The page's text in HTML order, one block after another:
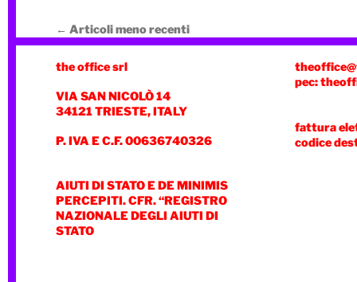
← Articoli meno recenti
the office srl
VIA SAN NICOLÒ 14
34121 TRIESTE, ITALY
P. IVA E C.F. 00636740326
AIUTI DI STATO E DE MINIMIS
PERCEPITI. CFR. “REGISTRO
NAZIONALE DEGLI AIUTI DI
STATO
pec:
fattura
codice